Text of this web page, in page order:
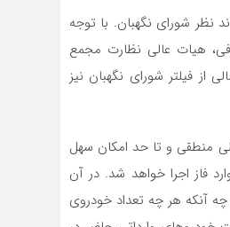
نظر شورای نگهبان. با توجه
هیات عالی نظارت مجمع
فیلتر شورای نگهبان نیز
منطقی و تا حد امکان سهل
فاز اجرا خواهد شد. در آن
چه آنکه هر چه تعداد خودروی